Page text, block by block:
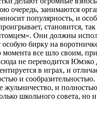
очередь, занимаются
популярность, и
становится,
Они должны
особую бирку на
момента все шло своим,
не переводится Юмэко
в играх, и
и
жульничество, и
школьного совета, но